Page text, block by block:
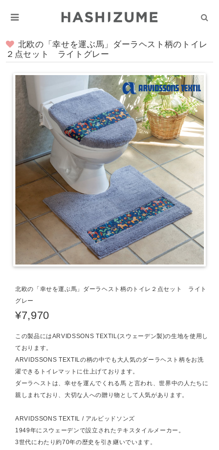
北欧の「幸せを運ぶ馬」ダーラヘスト柄のトイレ
２点セット ライトグレー
北欧の「幸せを運ぶ馬」ダーラヘスト柄のトイレ２点セット ライト
グレー
¥7,970
この製品にはARVIDSSONS TEXTIL(スウェーデン製)の生地を使用し
ております。
ARVIDSSONS TEXTILの柄の中でも大人気のダーラヘスト柄をお洗
濯できるトイレマットに仕上げております。
ダーラヘストは、幸せを運んでくれる馬 と言われ、世界中の人たちに
親しまれており、大切な人への贈り物として人気があります。
ARVIDSSONS TEXTIL / アルビッドソンズ
1949年にスウェーデンで設立されたテキスタイルメーカー。
3世代にわたり約70年の歴史を引き継いでいます。